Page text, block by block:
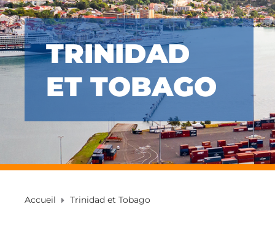
TRINIDAD
ET TOBAGO
Accueil Trinidad et Tobago